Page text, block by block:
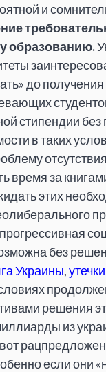
и
образованию.
до
стипендии без
в таких
время за
этих
без
Украины,
решения
из
если они